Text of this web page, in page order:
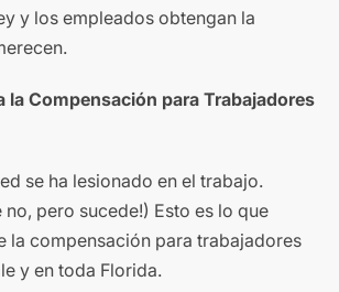
y los empleados obtengan la
la Compensación para Trabajadores
se ha lesionado en el trabajo.
no, pero sucede!) Esto es lo que
la compensación para trabajadores
y en toda Florida.